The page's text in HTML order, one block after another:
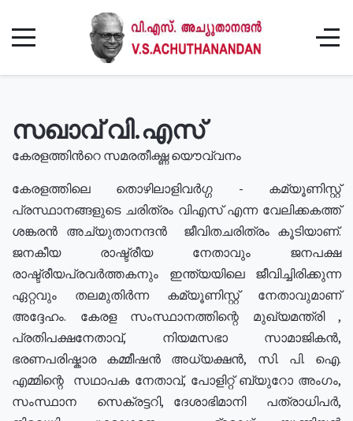
സഖാവ് വി.എസ്
കേരളത്തിൻറെ സമരതീക്ഷ്ണ യൌവ്വനം
കേരളത്തിലെ തൊഴിലാളിവർഗ്ഗ - കമ്യൂണിസ്റ്റ്
പ്രസ്ഥാനങ്ങളുടെ ചരിത്രം വിഎസ് എന്ന വേലിക്കകത്ത്
ശങ്കരൻ അച്യുതാനന്ദൻ ജീവിതചരിത്രം കൂടിയാണ്.
ജനകീയ രാഷ്ട്രീയ നേതാവും ജനപക്ഷ
രാഷ്ട്രീയപ്രവർത്തകനും ഇന്ത്യയിലെ ജീവിച്ചിരിക്കുന്ന
ഏറ്റവും തലമുതിർന്ന കമ്യൂണിസ്റ്റ് നേതാവുമാണ്
അദ്ദേഹം. കേരള സംസ്ഥാനത്തിന്റെ മുഖ്യമന്ത്രി ,
പ്രതിപക്ഷനേതാവ്, നിയമസഭാ സാമാജികൻ,
ഭരണപരിഷ്കാര കമ്മീഷൻ അധ്യക്ഷൻ, സി. പി. ഐ.
എമ്മിന്റെ സഥാപക നേതാവ്, പോളിറ്റ് ബ്യുറോ അംഗം,
സംസ്ഥാന സെക്രട്ടറി, ദേശാഭിമാനി പത്രാധിപർ,